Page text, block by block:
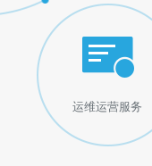
运维运营服务